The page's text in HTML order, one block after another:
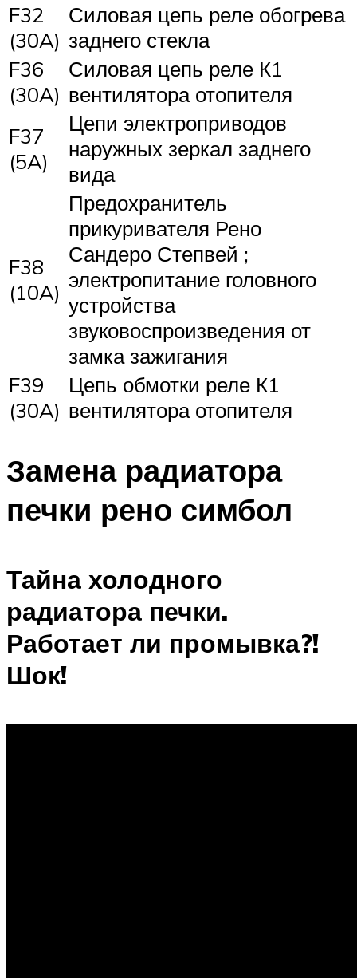
F32
(30A)
Силовая цепь реле обогрева
заднего стекла
F36
(30A)
Силовая цепь реле К1
вентилятора отопителя
F37
(5A)
Цепи электроприводов
наружных зеркал заднего
вида
F38
(10A)
Предохранитель
прикуривателя Рено
Сандеро Степвей ;
электропитание головного
устройства
звуковоспроизведения от
замка зажигания
F39
(30A)
Цепь обмотки реле К1
вентилятора отопителя
Замена радиатора
печки рено симбол
Тайна холодного
радиатора печки.
Работает ли промывка?!
Шок!